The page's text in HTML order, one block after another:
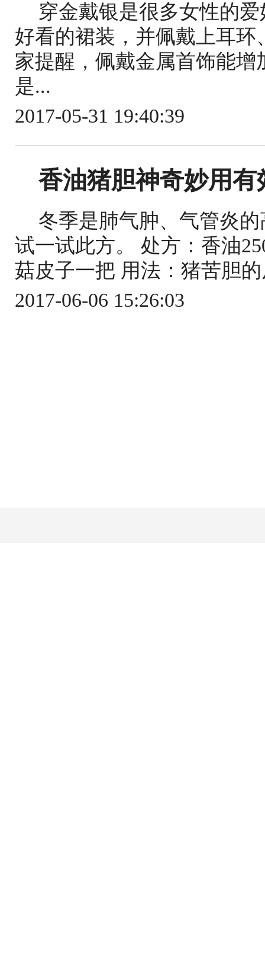
穿金戴银是很多女性的
好看的裙装，并佩戴上耳
家提醒，佩戴金属首饰能
是...
2017-05-31 19:40:39
香油猪胆神奇妙用
冬季是肺气肿、气管炎
试一试此方。 处方：香油
菇皮子一把 用法：猪苦胆
2017-06-06 15:26:03